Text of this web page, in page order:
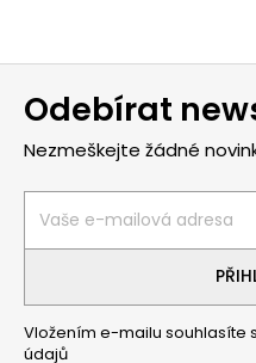
Z
Odebírat
Nezmeškejte žádné
Vložením e-mailu souhlasíte s
údajů